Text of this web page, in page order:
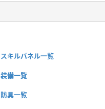
スキルパネル一覧
装備一覧
防具一覧